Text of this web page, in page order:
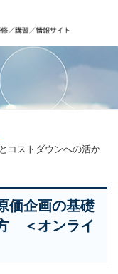
コストダウンへの活か
価企画の基礎
＜オンライ